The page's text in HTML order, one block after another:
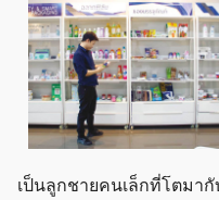
เป็นลูกชายคนเล็กที่โตมา